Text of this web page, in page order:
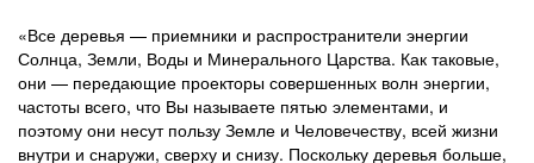
«Все деревья — приемники и распространители энергии
Солнца, Земли, Воды и Минерального Царства. Как таковые,
они — передающие проекторы совершенных волн энергии,
частоты всего, что Вы называете пятью элементами, и
поэтому они несут пользу Земле и Человечеству, всей жизни
внутри и снаружи, сверху и снизу. Поскольку деревья больше,